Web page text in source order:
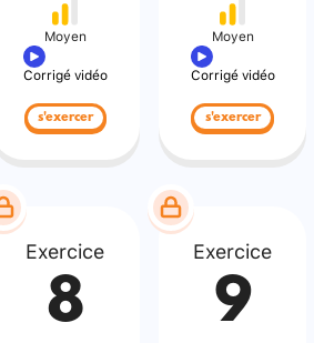
Moyen
Corrigé vidéo
s'exercer
Moyen
Corrigé vidéo
s'exercer
Exercice
8
Exercice
9